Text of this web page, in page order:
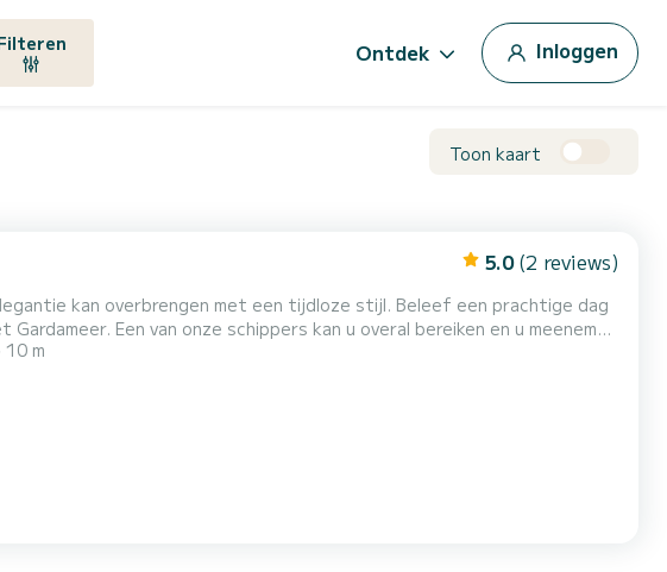
Ontdek Inloggen
Toon kaart
5.0 (2 reviews)
kan overbrengen met een tijdloze stijl. Beleef een prachtige dag
Een van onze schippers kan u overal bereiken en u meenemen
Aggressieve en zachte waterlijnen, functionele en praktische
perfect de sobere en doeltreffende stijl van de Frauscher...
10 m